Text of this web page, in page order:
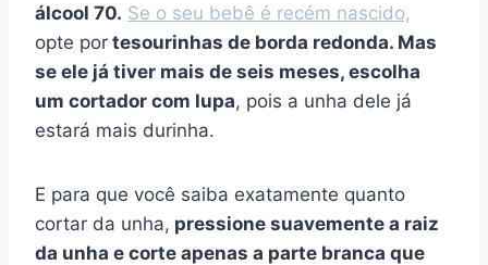
álcool 70. Se o seu bebê é recém nascido,
opte por tesourinhas de borda redonda. Mas
se ele já tiver mais de seis meses, escolha
um cortador com lupa, pois a unha dele já
estará mais durinha.
E para que você saiba exatamente quanto
cortar da unha, pressione suavemente a raiz
da unha e corte apenas a parte branca que